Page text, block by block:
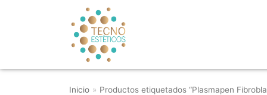
Inicio » Productos etiquetados “Plasmapen